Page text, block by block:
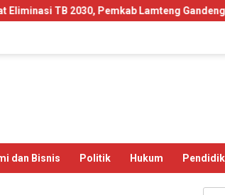
Lamteng Gandeng Akademisi Kaji
dan Bisnis Politik Hukum